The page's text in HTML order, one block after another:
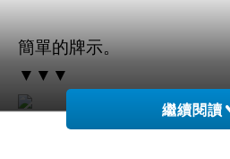
簡單的牌示。
▼▼▼
繼續閱讀